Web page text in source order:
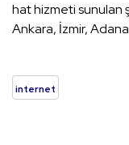
hat hizmeti sunulan
Ankara, İzmir,
internet